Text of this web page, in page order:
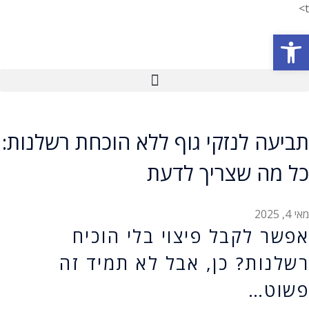
t>
תביעה לנזקי גוף ללא הוכחת רשלנות:
כל מה שצריך לדעת
מאי 4, 2025
אפשר לקבל פיצוי בלי הוכיח
רשלנות? כן, אבל לא תמיד זה
פשוט…
פתח סרגל נגישות